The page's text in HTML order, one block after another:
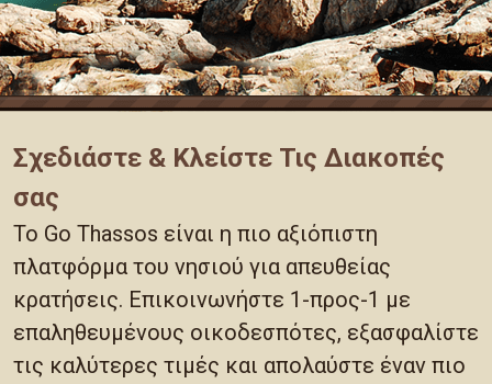
Σχεδιάστε & Κλείστε Τις Διακοπές
σας
Το Go Thassos είναι η πιο αξιόπιστη
πλατφόρμα του νησιού για απευθείας
κρατήσεις. Επικοινωνήστε 1-προς-1 με
επαληθευμένους οικοδεσπότες, εξασφαλίστε
τις καλύτερες τιμές και απολαύστε έναν πιο